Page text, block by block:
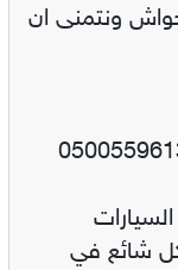
ونتمنى ان
شائع في